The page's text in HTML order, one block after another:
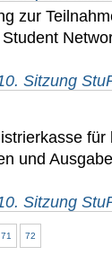
zur
Sitzung
für
und
Sitzung
71 72